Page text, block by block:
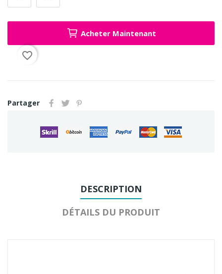
Acheter Maintenant
favorite_border
Partager
DESCRIPTION
DÉTAILS DU PRODUIT